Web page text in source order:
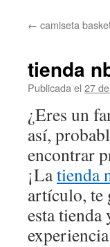
contenido
← camiseta
tienda
Publicada el 27
¿Eres un
así,
encontrar
¡Latienda
artículo, te
esta